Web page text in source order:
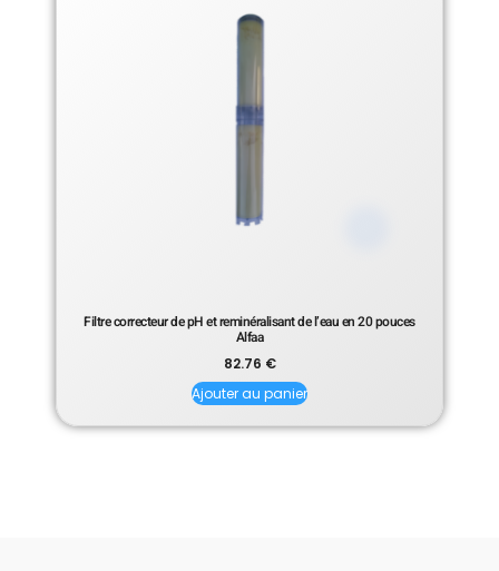
Filtre correcteur de pH et reminéralisant de l’eau en 20 pouces
Alfaa
82.76 €
Ajouter au panier